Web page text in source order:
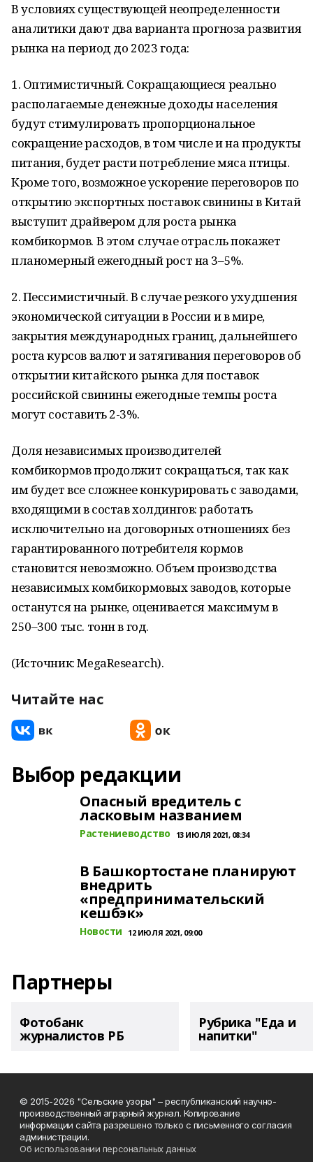
В условиях существующей неопределенности
аналитики дают два варианта прогноза развития
рынка на период до 2023 года:
1. Оптимистичный. Сокращающиеся реально
располагаемые денежные доходы населения
будут стимулировать пропорциональное
сокращение расходов, в том числе и на продукты
питания, будет расти потребление мяса птицы.
Кроме того, возможное ускорение переговоров по
открытию экспортных поставок свинины в Китай
выступит драйвером для роста рынка
комбикормов. В этом случае отрасль покажет
планомерный ежегодный рост на 3–5%.
2. Пессимистичный. В случае резкого ухудшения
экономической ситуации в России и в мире,
закрытия международных границ, дальнейшего
роста курсов валют и затягивания переговоров об
открытии китайского рынка для поставок
российской свинины ежегодные темпы роста
могут составить 2-3%.
Доля независимых производителей
комбикормов продолжит сокращаться, так как
им будет все сложнее конкурировать с заводами,
входящими в состав холдингов: работать
исключительно на договорных отношениях без
гарантированного потребителя кормов
становится невозможно. Объем производства
независимых комбикормовых заводов, которые
останутся на рынке, оценивается максимум в
250–300 тыс. тонн в год.
(Источник: MegaResearch).
Читайте нас
Выбор редакции
Опасный вредитель с
ласковым названием
Растениеводство 13 ИЮЛЯ 2021, 08:34
В Башкортостане планируют
внедрить
«предпринимательский
кешбэк»
Новости 12 ИЮЛЯ 2021, 09:00
Партнеры
Фотобанк
журналистов РБ
Рубрика "Еда и
напитки"
© 2015-2026 "Сельские узоры" – республиканский научно-
производственный аграрный журнал. Копирование
информации сайта разрешено только с письменного согласия
администрации.
Об использовании персональных данных